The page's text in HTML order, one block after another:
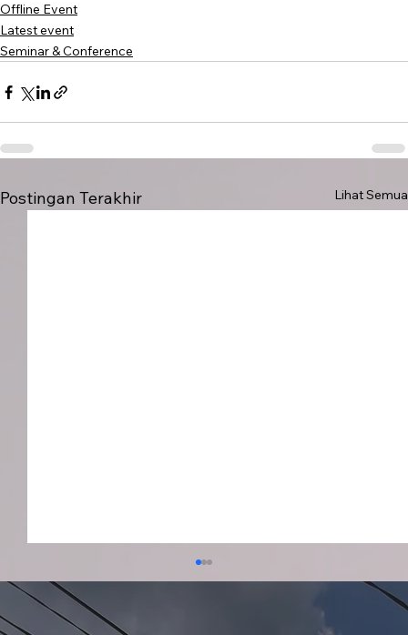
Offline Event
Latest event
Seminar & Conference
Postingan Terakhir Lihat Semua